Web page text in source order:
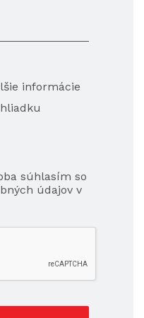
informácie
súhlasím so
údajov v